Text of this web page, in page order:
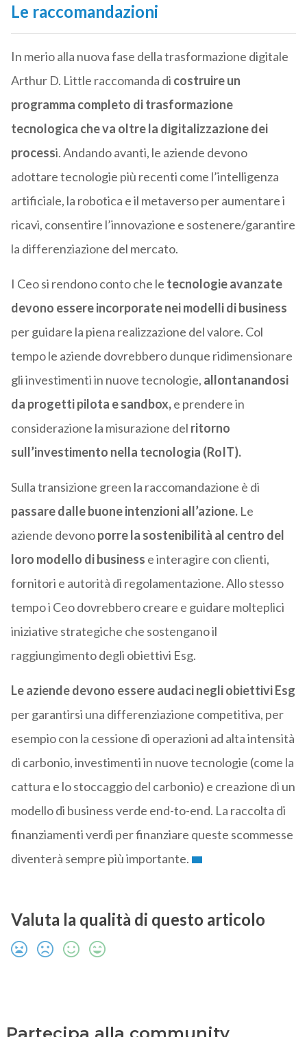
Le raccomandazioni
In merio alla nuova fase della trasformazione digitale
Arthur D. Little raccomanda di costruire un
programma completo di trasformazione
tecnologica che va oltre la digitalizzazione dei
processi. Andando avanti, le aziende devono
adottare tecnologie più recenti come l’intelligenza
artificiale, la robotica e il metaverso per aumentare i
ricavi, consentire l’innovazione e sostenere/garantire
la differenziazione del mercato.
I Ceo si rendono conto che le tecnologie avanzate
devono essere incorporate nei modelli di business
per guidare la piena realizzazione del valore. Col
tempo le aziende dovrebbero dunque ridimensionare
gli investimenti in nuove tecnologie, allontanandosi
da progetti pilota e sandbox,e prendere in
considerazione la misurazione del ritorno
sull’investimento nella tecnologia (RoIT).
Sulla transizione green la raccomandazione è di
passare dalle buone intenzioni all’azione.Le
aziende devonoporre la sostenibilità al centro del
loro modello di business e interagire con clienti,
fornitori e autorità di regolamentazione. Allo stesso
tempo i Ceo dovrebbero creare e guidare molteplici
iniziative strategiche che sostengano il
raggiungimento degli obiettivi Esg.
Le aziende devono essere audaci negli obiettivi Esg
per garantirsi una differenziazione competitiva, per
esempio con la cessione di operazioni ad alta intensità
di carbonio, investimenti in nuove tecnologie (come la
cattura e lo stoccaggio del carbonio) e creazione di un
modello di business verde end-to-end. La raccolta di
finanziamenti verdi per finanziare queste scommesse
diventerà sempre più importante.
Valuta la qualità di questo articolo